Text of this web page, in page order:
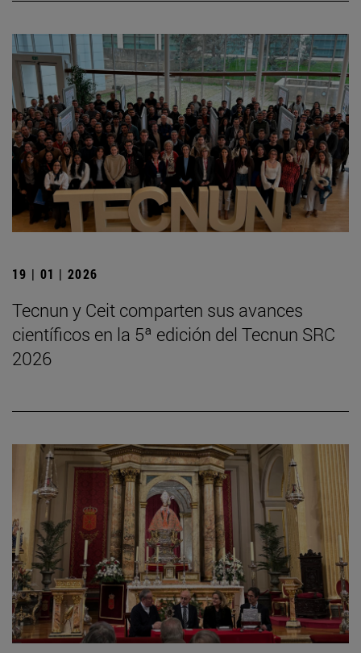
19 | 01 | 2026
Tecnun y Ceit comparten sus avances
científicos en la 5ª edición del Tecnun SRC
2026